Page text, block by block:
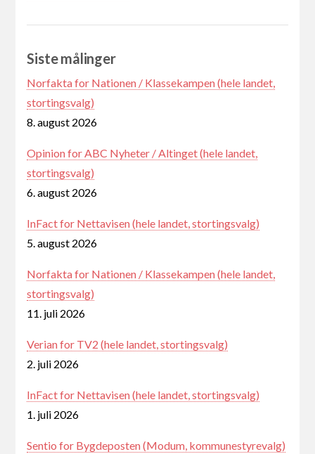
Siste målinger
Norfakta for Nationen / Klassekampen (hele landet,
stortingsvalg)
8. august 2026
Opinion for ABC Nyheter / Altinget (hele landet,
stortingsvalg)
6. august 2026
InFact for Nettavisen (hele landet, stortingsvalg)
5. august 2026
Norfakta for Nationen / Klassekampen (hele landet,
stortingsvalg)
11. juli 2026
Verian for TV2 (hele landet, stortingsvalg)
2. juli 2026
InFact for Nettavisen (hele landet, stortingsvalg)
1. juli 2026
Sentio for Bygdeposten (Modum, kommunestyrevalg)